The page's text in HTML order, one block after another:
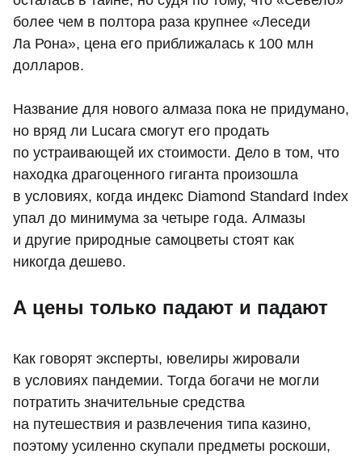
более чем в полтора раза крупнее «Леседи
Ла Рона», цена его приближалась к 100 млн
долларов.
Название для нового алмаза пока не придумано,
но вряд ли Lucara смогут его продать
по устраивающей их стоимости. Дело в том, что
находка драгоценного гиганта произошла
в условиях, когда индекс Diamond Standard Index
упал до минимума за четыре года. Алмазы
и другие природные самоцветы стоят как
никогда дешево.
А цены только падают и падают
Как говорят эксперты, ювелиры жировали
в условиях пандемии. Тогда богачи не могли
потратить значительные средства
на путешествия и развлечения типа казино,
поэтому усиленно скупали предметы роскоши,